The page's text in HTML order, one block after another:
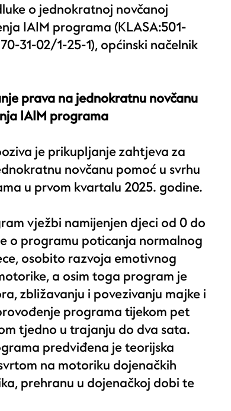
o jednokratnoj novčanoj
IAIM programa (KLASA:501-
31-02/1-25-1), općinski načelnik
prava na jednokratnu novčanu
IAIM programa
je prikupljanje zahtjeva za
novčanu pomoć u svrhu
u prvom kvartalu 2025. godine.
vježbi namijenjen djeci od 0 do
o programu poticanja normalnog
osobito razvoja emotivnog
a osim toga program je
zbližavanju i povezivanju majke i
programa tijekom pet
tjedno u trajanju do dva sata.
predviđena je teorijska
na motoriku dojenačkih
prehranu u dojenačkoj dobi te